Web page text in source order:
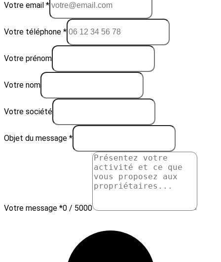
Votre email *
Votre téléphone *
Votre prénom
Votre nom
Votre société
Objet du message *
Votre message *0 / 5000